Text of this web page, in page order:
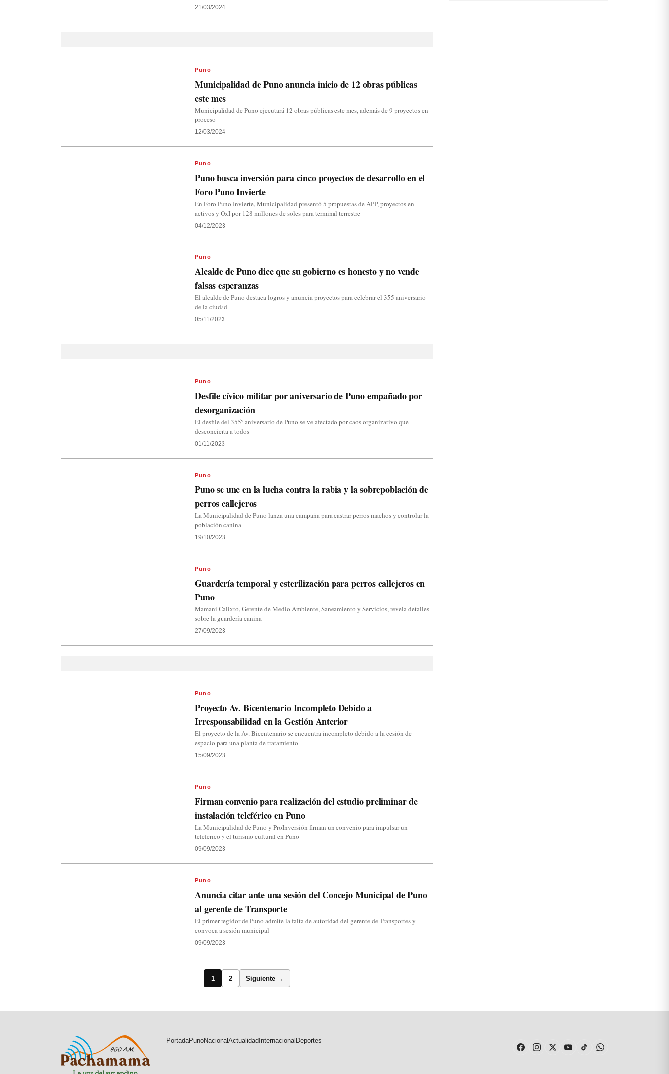
21/03/2024
Puno
Municipalidad de Puno anuncia inicio de 12 obras públicas
este mes
Municipalidad de Puno ejecutará 12 obras públicas este mes, además de 9 proyectos en
proceso
12/03/2024
Puno
Puno busca inversión para cinco proyectos de desarrollo en el
Foro Puno Invierte
En Foro Puno Invierte, Municipalidad presentó 5 propuestas de APP, proyectos en
activos y OxI por 128 millones de soles para terminal terrestre
04/12/2023
Puno
Alcalde de Puno dice que su gobierno es honesto y no vende
falsas esperanzas
El alcalde de Puno destaca logros y anuncia proyectos para celebrar el 355 aniversario
de la ciudad
05/11/2023
Puno
Desfile cívico militar por aniversario de Puno empañado por
desorganización
El desfile del 355º aniversario de Puno se ve afectado por caos organizativo que
desconcierta a todos
01/11/2023
Puno
Puno se une en la lucha contra la rabia y la sobrepoblación de
perros callejeros
La Municipalidad de Puno lanza una campaña para castrar perros machos y controlar la
población canina
19/10/2023
Puno
Guardería temporal y esterilización para perros callejeros en
Puno
Mamani Calixto, Gerente de Medio Ambiente, Saneamiento y Servicios, revela detalles
sobre la guardería canina
27/09/2023
Puno
Proyecto Av. Bicentenario Incompleto Debido a
Irresponsabilidad en la Gestión Anterior
El proyecto de la Av. Bicentenario se encuentra incompleto debido a la cesión de
espacio para una planta de tratamiento
15/09/2023
Puno
Firman convenio para realización del estudio preliminar de
instalación teleférico en Puno
La Municipalidad de Puno y ProInversión firman un convenio para impulsar un
teleférico y el turismo cultural en Puno
09/09/2023
Puno
Anuncia citar ante una sesión del Concejo Municipal de Puno
al gerente de Transporte
El primer regidor de Puno admite la falta de autoridad del gerente de Transportes y
convoca a sesión municipal
09/09/2023
1 2 Siguiente →
PortadaPunoNacionalActualidad Internacional Deportes